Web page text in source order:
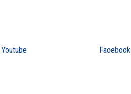
Youtube Facebook